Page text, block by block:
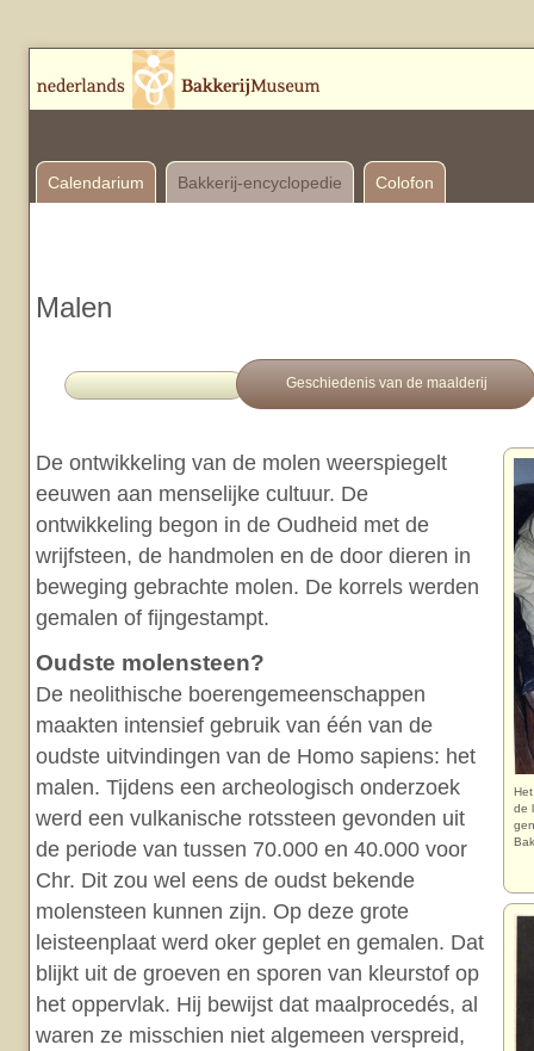
Calendarium Bakkerij-encyclopedie Colofon
Malen
Geschiedenis van de maalderij
de
De ontwikkeling van de molen weerspiegelt
eeuwen aan menselijke cultuur. De
ontwikkeling begon in de Oudheid met de
wrijfsteen, de handmolen en de door dieren in
beweging gebrachte molen. De korrels werden
gemalen of fijngestampt.
Oudste molensteen?
De neolithische boerengemeenschappen
maakten intensief gebruik van één van de
oudste uitvindingen van de Homo sapiens: het
malen. Tijdens een archeologisch onderzoek
werd een vulkanische rotssteen gevonden uit
de periode van tussen 70.000 en 40.000 voor
Chr. Dit zou wel eens de oudst bekende
molensteen kunnen zijn. Op deze grote
leisteenplaat werd oker geplet en gemalen. Dat
blijkt uit de groeven en sporen van kleurstof op
het oppervlak. Hij bewijst dat maalprocedés, al
waren ze misschien niet algemeen verspreid,